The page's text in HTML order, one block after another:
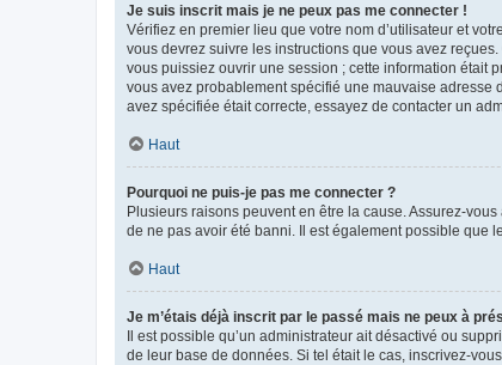
Je suis inscrit mais je ne peux pas me connecter !
Vérifiez en premier lieu que votre nom d’utilisateur et
vous devrez suivre les instructions que vous avez
vous puissiez ouvrir une session ; cette information était
vous avez probablement spécifié une mauvaise adresse
avez spécifiée était correcte, essayez de contacter un
Haut
Pourquoi ne puis-je pas me connecter ?
Plusieurs raisons peuvent en être la cause. Assurez-
de ne pas avoir été banni. Il est également possible que
Haut
Je m’étais déjà inscrit par le passé mais ne peux à
Il est possible qu’un administrateur ait désactivé ou
de leur base de données. Si tel était le cas, inscrivez-